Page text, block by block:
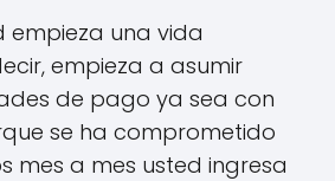
empieza una vida
empieza a asumir
de pago ya sea con
se ha comprometido
mes a mes usted ingresa